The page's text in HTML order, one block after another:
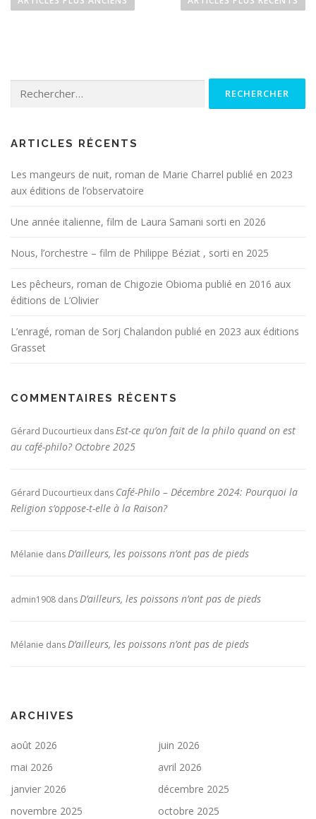
n
e
a
t
c
e
s
ARTICLES RÉCENTS
Les mangeurs de nuit, roman de Marie Charrel publié en 2023
aux éditions de l’observatoire
Une année italienne, film de Laura Samani sorti en 2026
Nous, l’orchestre – film de Philippe Béziat , sorti en 2025
Les pêcheurs, roman de Chigozie Obioma publié en 2016 aux
éditions de L’Olivier
L’enragé, roman de Sorj Chalandon publié en 2023 aux éditions
Grasset
COMMENTAIRES RÉCENTS
Gérard Ducourtieux dansEst-ce qu’on fait de la philo quand on est
au café-philo? Octobre 2025
Gérard Ducourtieux dans Café-Philo – Décembre 2024: Pourquoi la
Religion s’oppose-t-elle à la Raison?
Mélanie dansD’ailleurs, les poissons n’ont pas de pieds
admin1908 dansD’ailleurs, les poissons n’ont pas de pieds
Mélanie dansD’ailleurs, les poissons n’ont pas de pieds
ARCHIVES
août 2026
juin 2026
mai 2026
avril 2026
janvier 2026
décembre 2025
novembre 2025
octobre 2025